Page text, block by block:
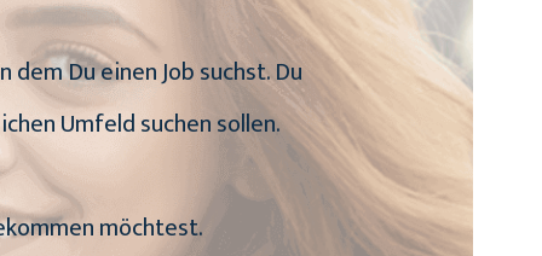
Du einen Job suchst. Du
Umfeld suchen sollen.
möchtest.